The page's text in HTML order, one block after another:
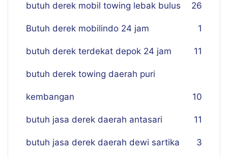
butuh derek mobil towing lebak bulus 26
Butuh derek mobilindo 24 jam 1
butuh derek terdekat depok 24 jam 11
butuh derek towing daerah puri
kembangan 10
butuh jasa derek daerah antasari 11
butuh jasa derek daerah dewi sartika 3